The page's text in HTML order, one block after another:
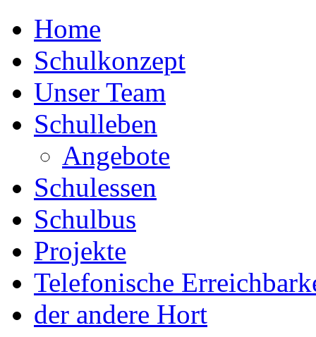
Home
Schulkonzept
Unser Team
Schulleben
Angebote
Schulessen
Schulbus
Projekte
Telefonische
der andere Hort